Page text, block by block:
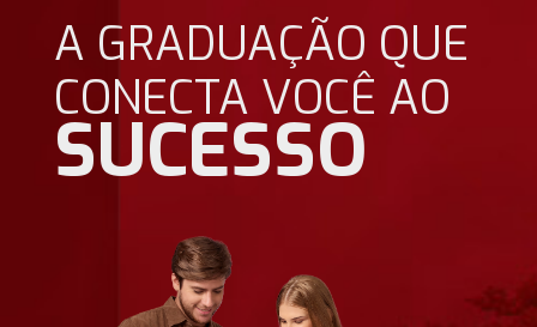
A GRADUAÇÃO QUE
CONECTA VOCÊ AO
SUCESSO